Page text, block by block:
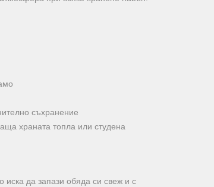
съхранение
храната топла или студена
иска да запази обяда си свеж и с